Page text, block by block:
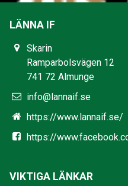
LÄNNA IF
Skarin
Ramparbolsvägen 12
741 72 Almunge
info@lannaif.se
https://www.lannaif.se/
https://
VIKTIGA LÄNKAR